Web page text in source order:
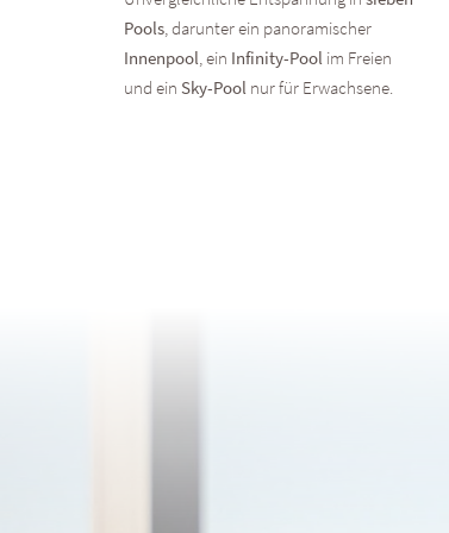
Pools, darunter ein panoramischer
Innenpool, ein Infinity-Pool im Freien
und ein Sky-Pool nur für Erwachsene.